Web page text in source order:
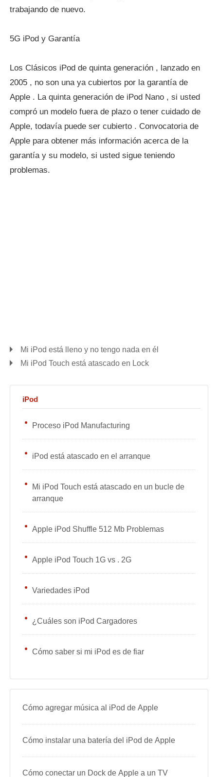
trabajando de nuevo.
5G iPod y Garantía
Los Clásicos iPod de quinta generación , lanzado en
2005 , no son una ya cubiertos por la garantía de
Apple . La quinta generación de iPod Nano , si usted
compró un modelo fuera de plazo o tener cuidado de
Apple, todavía puede ser cubierto . Convocatoria de
Apple para obtener más información acerca de la
garantía y su modelo, si usted sigue teniendo
problemas.
Mi iPod está lleno y no tengo nada en él
Mi iPod Touch está atascado en Lock
iPod
Proceso iPod Manufacturing
iPod está atascado en el arranque
Mi iPod Touch está atascado en un bucle de
arranque
Apple iPod Shuffle 512 Mb Problemas
Apple iPod Touch 1G vs . 2G
Variedades iPod
¿Cuáles son iPod Cargadores
Cómo saber si mi iPod es de fiar
Cómo agregar música al iPod de Apple
Cómo instalar una batería del iPod de Apple
Cómo conectar un Dock de Apple a un TV